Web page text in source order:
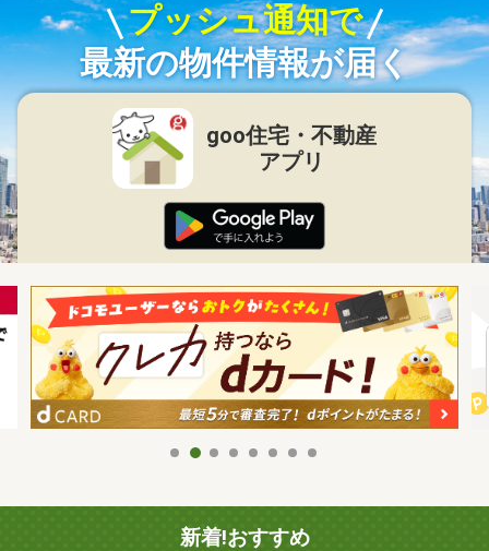
プッシュ通知で
最新の物件情報が届く
goo住宅・不動産
アプリ
新着!おすすめ